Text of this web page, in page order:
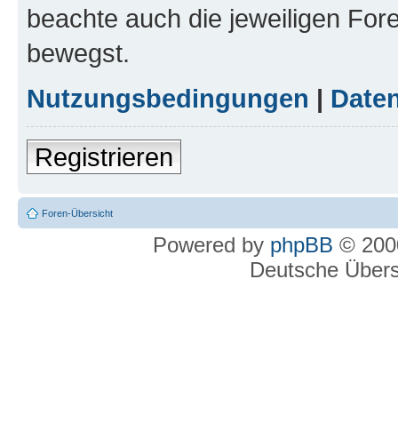
beachte auch die jeweiligen
bewegst.
Nutzungsbedingungen |
Registrieren
Foren-Übersicht
Powered by phpBB ©
Deutsche